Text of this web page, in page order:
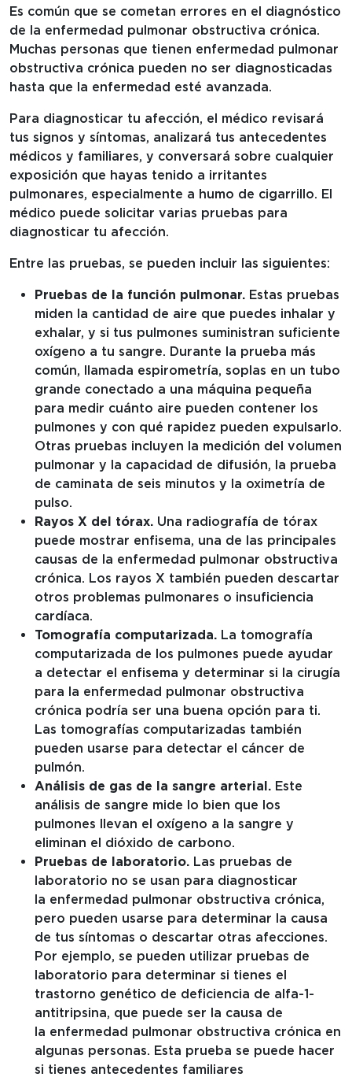
Es común que se cometan errores en el diagnóstico
de la enfermedad pulmonar obstructiva crónica.
Muchas personas que tienen enfermedad pulmonar
obstructiva crónica pueden no ser diagnosticadas
hasta que la enfermedad esté avanzada.
Para diagnosticar tu afección, el médico revisará
tus signos y síntomas, analizará tus antecedentes
médicos y familiares, y conversará sobre cualquier
exposición que hayas tenido a irritantes
pulmonares, especialmente a humo de cigarrillo. El
médico puede solicitar varias pruebas para
diagnosticar tu afección.
Entre las pruebas, se pueden incluir las siguientes:
Pruebas de la función pulmonar. Estas pruebas
miden la cantidad de aire que puedes inhalar y
exhalar, y si tus pulmones suministran suficiente
oxígeno a tu sangre. Durante la prueba más
común, llamada espirometría, soplas en un tubo
grande conectado a una máquina pequeña
para medir cuánto aire pueden contener los
pulmones y con qué rapidez pueden expulsarlo.
Otras pruebas incluyen la medición del volumen
pulmonar y la capacidad de difusión, la prueba
de caminata de seis minutos y la oximetría de
pulso.
Rayos X del tórax. Una radiografía de tórax
puede mostrar enfisema, una de las principales
causas de la enfermedad pulmonar obstructiva
crónica. Los rayos X también pueden descartar
otros problemas pulmonares o insuficiencia
cardíaca.
Tomografía computarizada. La tomografía
computarizada de los pulmones puede ayudar
a detectar el enfisema y determinar si la cirugía
para la enfermedad pulmonar obstructiva
crónica podría ser una buena opción para ti.
Las tomografías computarizadas también
pueden usarse para detectar el cáncer de
pulmón.
Análisis de gas de la sangre arterial. Este
análisis de sangre mide lo bien que los
pulmones llevan el oxígeno a la sangre y
eliminan el dióxido de carbono.
Pruebas de laboratorio. Las pruebas de
laboratorio no se usan para diagnosticar
la enfermedad pulmonar obstructiva crónica,
pero pueden usarse para determinar la causa
de tus síntomas o descartar otras afecciones.
Por ejemplo, se pueden utilizar pruebas de
laboratorio para determinar si tienes el
trastorno genético de deficiencia de alfa-1-
antitripsina, que puede ser la causa de
la enfermedad pulmonar obstructiva crónica en
algunas personas. Esta prueba se puede hacer
si tienes antecedentes familiares